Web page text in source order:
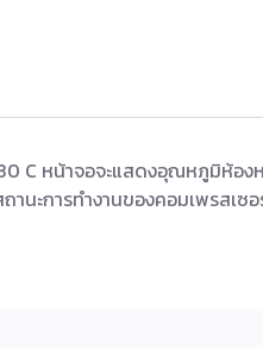
C หน้าจอจะแสดงอุณหภูมิห้อ
นะการทำงานของคอมเพรสเซ